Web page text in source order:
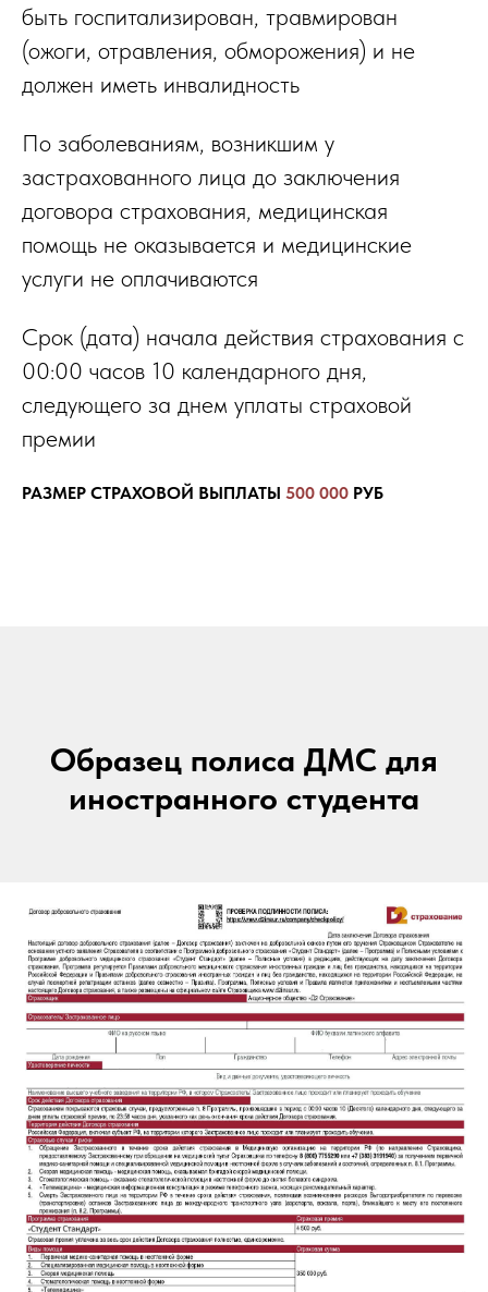
быть госпитализирован, травмирован
(ожоги, отравления, обморожения) и не
должен иметь инвалидность
По заболеваниям, возникшим у
застрахованного лица до заключения
договора страхования, медицинская
помощь не оказывается и медицинские
услуги не оплачиваются
Срок (дата) начала действия страхования с
00:00 часов 10 календарного дня,
следующего за днем уплаты страховой
премии
РАЗМЕР СТРАХОВОЙ ВЫПЛАТЫ 500 000 РУБ
Образец полиса ДМС для
иностранного студента